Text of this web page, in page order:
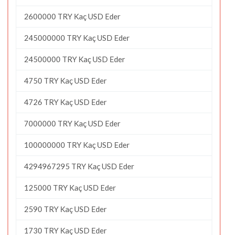
2600000 TRY Kaç USD Eder
245000000 TRY Kaç USD Eder
24500000 TRY Kaç USD Eder
4750 TRY Kaç USD Eder
4726 TRY Kaç USD Eder
7000000 TRY Kaç USD Eder
100000000 TRY Kaç USD Eder
4294967295 TRY Kaç USD Eder
125000 TRY Kaç USD Eder
2590 TRY Kaç USD Eder
1730 TRY Kaç USD Eder